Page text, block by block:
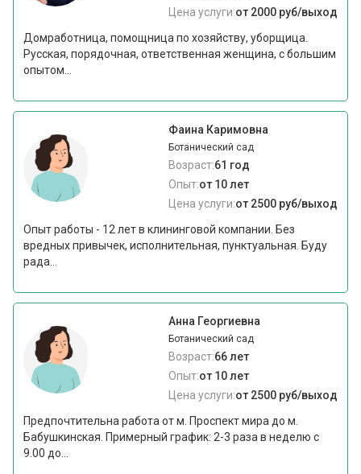
Цена услуги:от 2000 руб/выход
Домработница, помощница по хозяйству, уборщица.
Русская, порядочная, ответственная женщина, с большим
опытом...
Фаина Каримовна
Ботанический сад
Возраст:61 год
Опыт:от 10 лет
Цена услуги:от 2500 руб/выход
Опыт работы - 12 лет в клининговой компании. Без
вредных привычек, исполнительная, пунктуальная. Буду
рада...
Анна Георгиевна
Ботанический сад
Возраст:66 лет
Опыт:от 10 лет
Цена услуги:от 2500 руб/выход
Предпочтительна работа от м. Проспект мира до м.
Бабушкинская. Примерный график: 2-3 раза в неделю с
9.00 до...